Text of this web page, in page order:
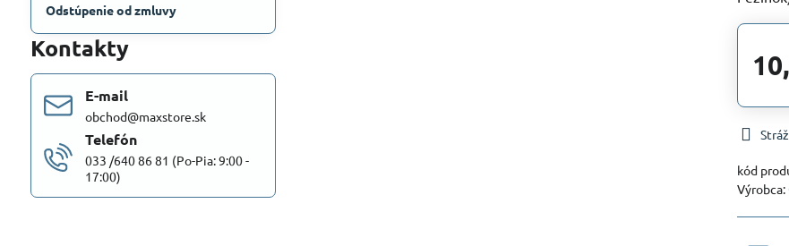
kód
Výrobca:
Odstúpenie od zmluvy
Kontakty
E-mail
obchod@maxstore.sk
Telefón
033 /640 86 81 (Po-Pia: 9:00 -
17:00)